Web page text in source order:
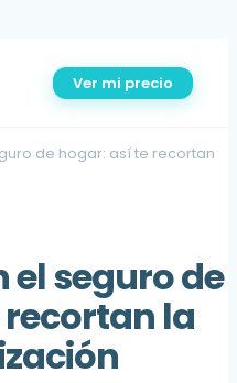
Ver mi precio
de hogar: así te recortan
el seguro de
la